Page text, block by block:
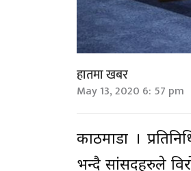
हातमा खबर
May 13, 2020 6: 57 pm
काठमाडौं ।
भन्दै सांसदहरुले